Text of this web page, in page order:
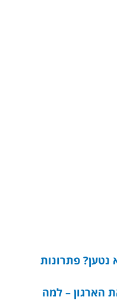
נטען? פתרונות
הארגון – למה